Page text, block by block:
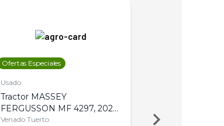
Ofertas Especiales
Usado
Tractor MASSEY
FERGUSSON MF 4297, 2020,
4WD, PATON
Venado Tuerto Venado Tuerto